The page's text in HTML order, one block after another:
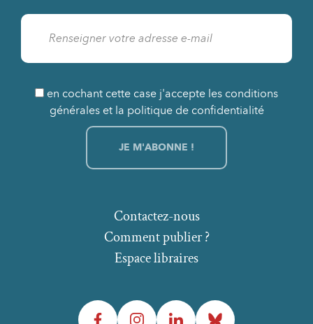
en cochant cette case j'accepte les conditions
générales et la politique de confidentialité
Comment publier ?
Espace libraires
Contactez-nous
FacebookInstagramLinkedInBluesky